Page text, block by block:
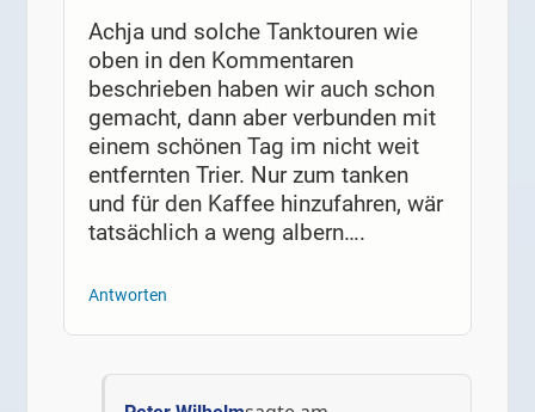
Achja und solche Tanktouren wie
oben in den Kommentaren
beschrieben haben wir auch schon
gemacht, dann aber verbunden mit
einem schönen Tag im nicht weit
entfernten Trier. Nur zum tanken
und für den Kaffee hinzufahren, wär
tatsächlich a weng albern….
Antworten